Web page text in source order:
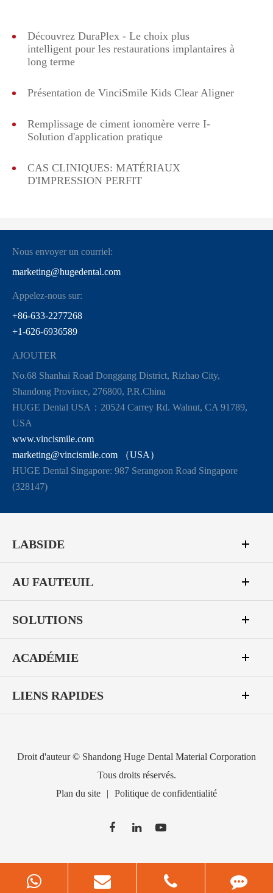
Découvrez DuraPlex - Le choix plus
intelligent pour les restaurations implantaires à
long terme
Présentation de VinciSmile Kids Clear Aligner
Remplissage de ciment ionomère verre I-
Solution d'application pratique
CAS CLINIQUES: MATÉRIAUX
D'IMPRESSION PERFIT
Nous envoyer un courriel:
marketing@hugedental.com
Appelez-nous sur:
+86-633-2277268
+1-626-6936589
AJOUTER
No.68 Shanhai Road Donggang District, Rizhao City,
Shandong Province, 276800, P.R.China
HUGE Dental USA：20524 Carrey Rd. Walnut, CA 91789,
USA
www.vincismile.com
marketing@vincismile.com （USA）
HUGE Dental Singapore: 987 Serangoon Road Singapore
(328147)
LABSIDE
AU FAUTEUIL
SOLUTIONS
ACADÉMIE
LIENS RAPIDES
Droit d'auteur © Shandong Huge Dental Material Corporation
Tous droits réservés.
Plan du site
| Politique de confidentialité